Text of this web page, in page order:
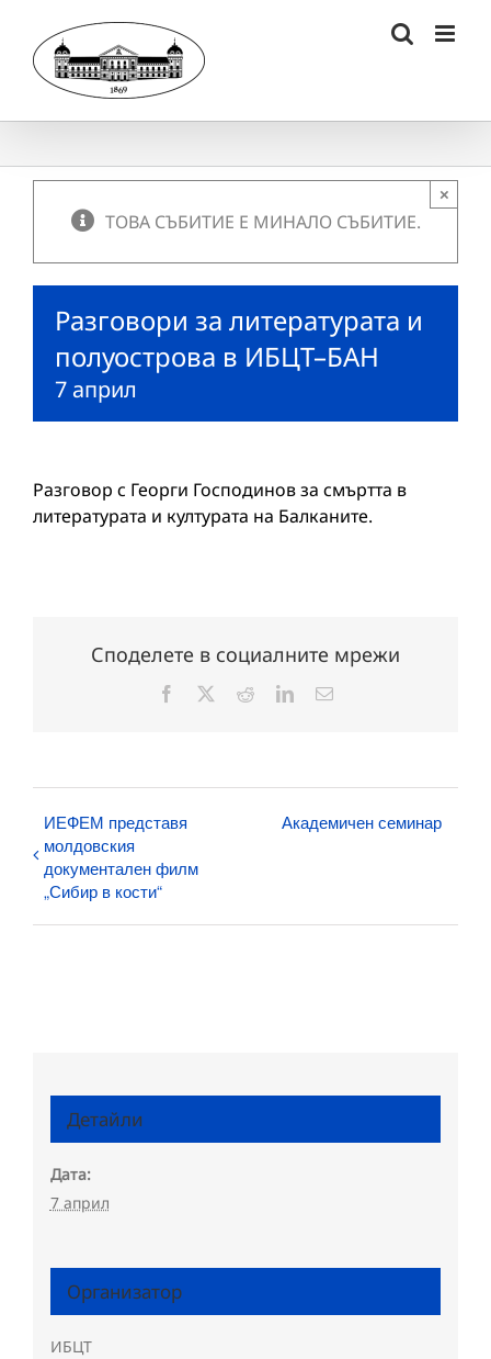
content
ТОВА СЪБИТИЕ Е МИНАЛО СЪБИТИЕ.
×
Разговори за литературата и
полуострова в ИБЦТ–БАН
7 април
Разговор с Георги Господинов за смъртта в
литературата и културата на Балканите.
Споделете в социалните мрежи
Facebook RedditLinkedInЕлектронна
ИЕФЕМ представя
молдовския
документален филм
„Сибир в кости“
Академичен семинар
Детайли
Дата:
7 април
Организатор
ИБЦТ